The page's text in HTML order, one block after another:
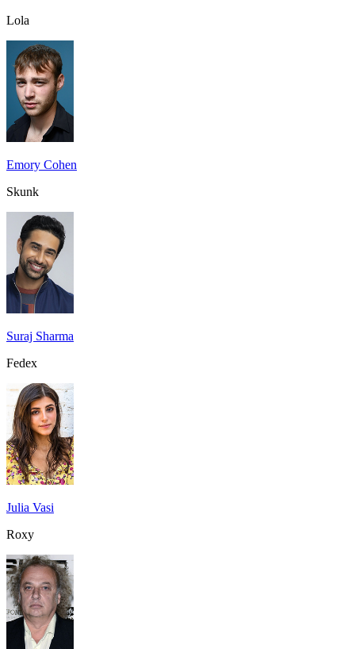
Lola
Emory Cohen
Skunk
Suraj Sharma
Fedex
Julia Vasi
Roxy